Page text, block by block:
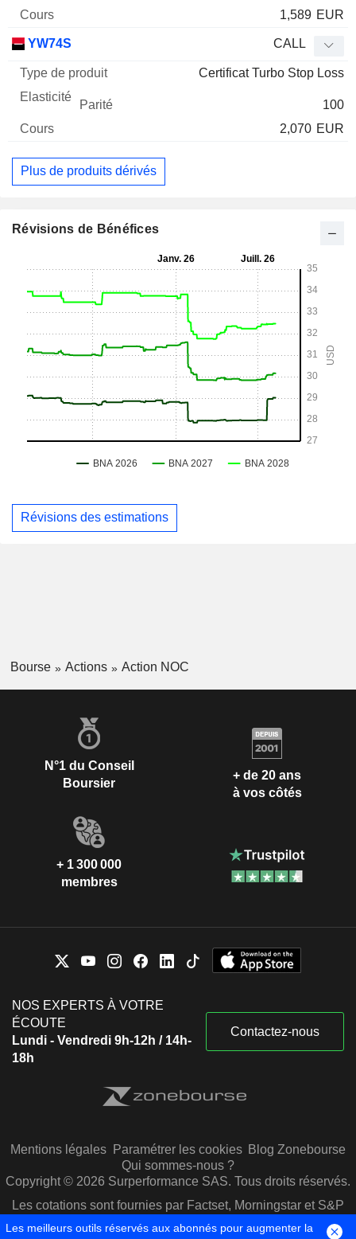
1,589 EUR
YW74S CALL
Certificat Turbo Stop Loss
100
2,070 EUR
Plus de produits dérivés
Révisions de Bénéfices
Révisions des estimations
Bourse Actions Action NOC
N°1 du Conseil
Boursier
+ de 20 ans
à vos côtés
+ 1 300 000
membres
NOS EXPERTS À VOTRE
ÉCOUTE
Lundi - Vendredi 9h-12h / 14h-
18h
Contactez-nous
Mentions légales Paramétrer les cookies Blog Zonebourse
Qui sommes-nous ?
Copyright © 2026 Surperformance SAS. Tous droits réservés.
Les cotations sont fournies par Factset, Morningstar et S&P
Capital IQ
Les meilleurs outils réservés aux abonnés pour augmenter la